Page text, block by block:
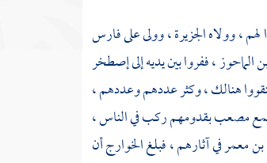
، وولاهالجزيرة، وولى علىفارس
الماحوز، ففروا بين يديه إلى إصطخر
هنالك ، وكثر عددهم وعددهم ،
مصعببقدومهم ركب في الناس ،
بن معمرفي آثارهم ، فبلغالخوارجأن